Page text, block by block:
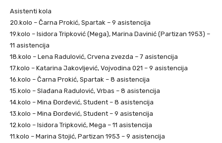
Asistenti kola
20.kolo – Čarna Prokić, Spartak – 9 asistencija
19.kolo – Isidora Tripković (Mega), Marina Davinić (Partizan 1953) –
11 asistencija
18.kolo – Lena Radulović, Crvena zvezda – 7 asistencija
17.kolo – Katarina Jakovljević, Vojvodina 021 – 9 asistencija
16.kolo – Čarna Prokić, Spartak – 8 asistencija
15.kolo – Slađana Radulović, Vrbas – 8 asistencija
14.kolo – Mina Đorđević, Student – 8 asistencija
13.kolo – Mina Đorđević, Student – 9 asistencija
12.kolo – Isidora Tripković, Mega – 11 asistencija
11.kolo – Marina Stojić, Partizan 1953 – 9 asistencija